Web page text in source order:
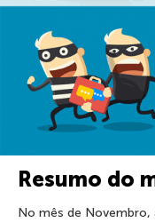
Resumo do
No mês de Novembro,